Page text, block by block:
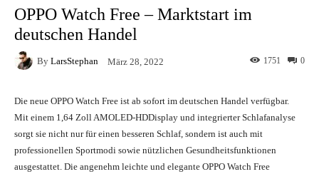
OPPO Watch Free – Marktstart im
deutschen Handel
By LarsStephan März 28, 2022 0
1751
Die neue OPPO Watch Free ist ab sofort im deutschen Handel verfügbar.
Mit einem 1,64 Zoll AMOLED-HDDisplay und integrierter Schlafanalyse
sorgt sie nicht nur für einen besseren Schlaf, sondern ist auch mit
professionellen Sportmodi sowie nützlichen Gesundheitsfunktionen
ausgestattet. Die angenehm leichte und elegante OPPO Watch Free